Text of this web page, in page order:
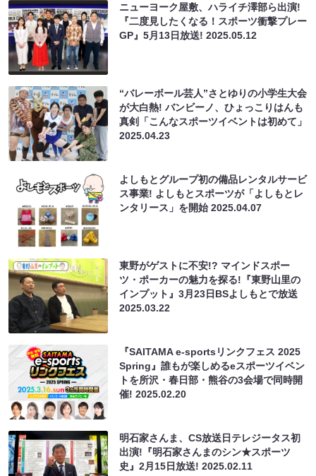
ニューヨーク屋敷、ハライチ澤部ら出演!
『二度見したくなる！スポーツ衝撃プレー
GP』5月13日放送!2025.05.12
“バレーボール芸人”さとゆりの小学生大会
が大白熱! バンビーノ、ひょっこりはんも
真剣「こんなスポーツイベントは初めて」
2025.04.23
よしもとグループ初の備品レンタルサービ
ス事業! よしもとスポーツが「よしもとレ
ンタリース」を開始2025.04.07
東野がゲストに不安!? マインドスポー
ツ・ポーカーの魅力を探る!『東野山里の
インプット』3月23日BSよしもとで放送
2025.03.22
『SAITAMA e-sportsリンクフェス 2025
Spring』誰もが楽しめるeスポーツイベン
トを所沢・春日部・熊谷の3会場で同時開
催!2025.02.20
明石家さんま、CS放送日テレジータス初
出演!『明石家さんまのシン★スポーツ
史』2月15日放送!2025.02.11